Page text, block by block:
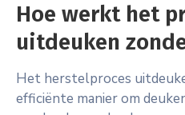
Hoe werkt het
uitdeuken
Het herstelproces
efficiënte manier om